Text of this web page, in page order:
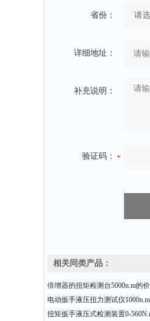
省份：
详细地址：
补充说明：
验证码：
相关同类产品：
倍增器的扭矩检测台5000n.m的
电动扳手液压扭力测试仪
扭矩扳手液压式检测装置0-